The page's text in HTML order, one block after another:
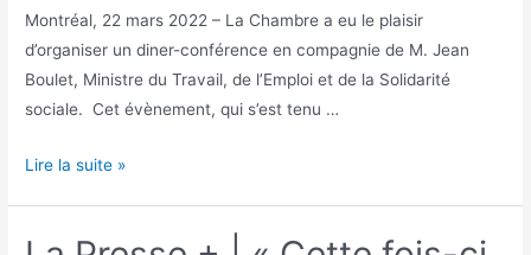
Montréal, 22 mars 2022 – La Chambre a eu le plaisir
d’organiser un diner-conférence en compagnie de M. Jean
Boulet, Ministre du Travail, de l’Emploi et de la Solidarité
sociale. Cet évènement, qui s’est tenu …
Lire la suite »